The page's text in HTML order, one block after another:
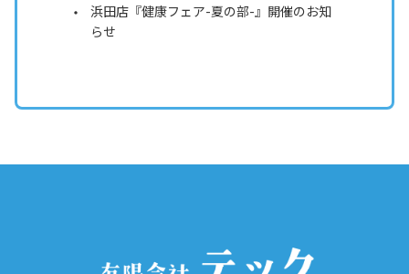
浜田店『健康フェア-夏の部-』開催のお知
らせ